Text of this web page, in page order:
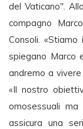
del Vaticano".
compagno
Consoli.
spiegano Marco
andremo a
«Il nostro
omosessuali
assicura una